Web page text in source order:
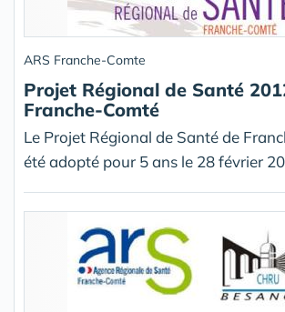
ARS Franche-Comte
Projet Régional de Santé
Franche-Comté
Le Projet Régional de Santé de
été adopté pour 5 ans le 28 février